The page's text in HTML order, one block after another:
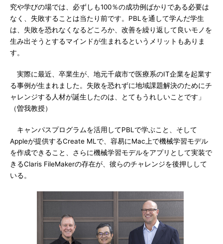
究や学びの場では、必ずしも100％の成功例ばかりである必要は
なく、失敗することは当たり前です。PBLを通して学んだ学生
は、失敗を恐れなくなるどころか、改善を繰り返して良いモノを
生み出そうとするマインドが生まれるというメリットもありま
す。
実際に最近、卒業生が、地元千歳市で医療系のIT企業を起業す
る事例が生まれました。失敗を恐れずに地域課題解決のためにチ
ャレンジする人材が誕生したのは、とてもうれしいことです」
（曽我教授）
キャンパスプログラムを活用してPBLで学ぶこと、そして
Appleが提供するCreate MLで、容易にMac上で機械学習モデル
を作成できること、さらに機械学習モデルをアプリとして実装で
きるClaris FileMakerの存在が、彼らのチャレンジを後押しして
いる。